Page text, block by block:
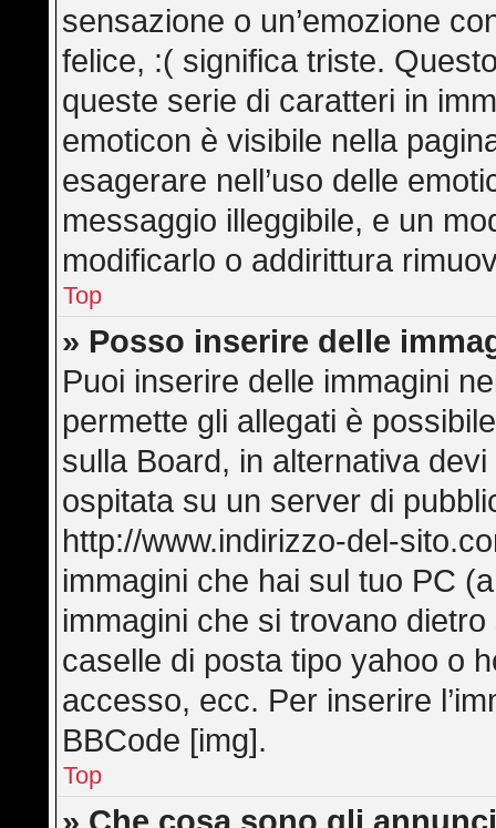
sensazione o un’emozione
felice, :( significa triste.
queste serie di caratteri in
emoticon è visibile nella
esagerare nell’uso delle
messaggio illeggibile, e un
modificarlo o addirittura
Top
» Posso inserire delle
Puoi inserire delle immagini
permette gli allegati è
sulla Board, in alternativa
ospitata su un server di
http://www.indirizzo-del-
immagini che hai sul tuo PC
immagini che si trovano
caselle di posta tipo yahoo o
accesso, ecc. Per inserire
BBCode [img].
Top